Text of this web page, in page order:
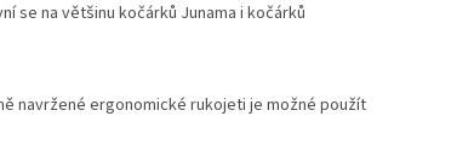
se na většinu kočárků Junama i kočárků
navržené ergonomické rukojeti je možné použít